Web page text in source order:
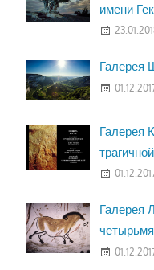
имени
Галерея
Галерея
Галерея